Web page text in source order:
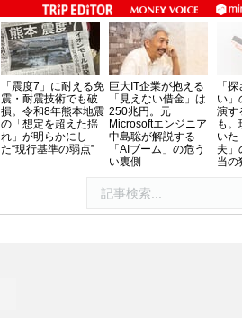
「震度7」に耐える免
震・耐震技術でも破
損。令和8年熊本地震
の「想定を超えた揺
れ」が明らかにし
た“現行基準の弱点”
巨大IT企業が抱える
「見えない借金」は
250兆円。元
Microsoftエンジニア
中島聡が解説する
「AIブーム」の危う
い裏側
「
い」
演す
も。
いた
夫」
当の